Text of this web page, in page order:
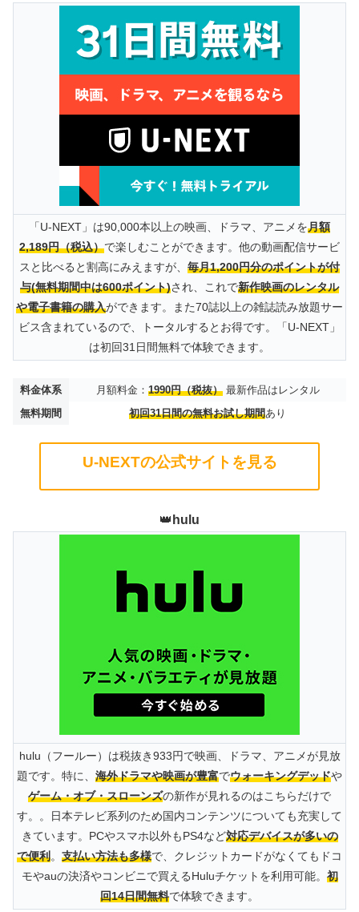
「U-NEXT」は90,000本以上の映画、ドラマ、アニメを月額
2,189円（税込）で楽しむことができます。他の動画配信サービ
スと比べると割高にみえますが、 毎月1,200円分のポイントが付
与(無料期間中は600ポイント)され、これで新作映画のレンタル
や電子書籍の購入ができます。また70誌以上の雑誌読み放題サー
ビス含まれているので、トータルするとお得です。「U-NEXT」
は初回31日間無料で体験できます。
料金体系 月額料金： 1990円（税抜）最新作品はレンタル
無料期間
初回31日間の無料お試し期間あり
U-NEXTの公式サイトを見る
👑 hulu
hulu（フールー）は税抜き933円で映画、ドラマ、アニメが見放
題です。特に、 海外ドラマや映画が豊富でウォーキングデッドや
ゲーム・オブ・スローンズの新作が見れるのはこちらだけで
す。。日本テレビ系列のため国内コンテンツについても充実して
きています。PCやスマホ以外もPS4など対応デバイスが多いの
で便利。 支払い方法も多様で、クレジットカードがなくてもドコ
モやauの決済やコンビニで買えるHuluチケットを利用可能。 初
回14日間無料で体験できます。